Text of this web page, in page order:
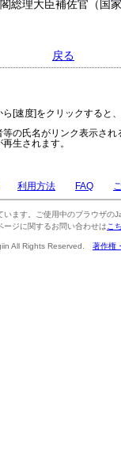
総理大臣補佐官（国
戻る
ら[速度]をクリックすると
等の氏名がリンク表示さ
生されます。
利用方法 FAQ
います。ご使用中のブラウザの
ージに関するお問い合わせは こ
All Rights Reserved. 著作権